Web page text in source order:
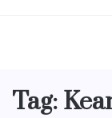
Tag: